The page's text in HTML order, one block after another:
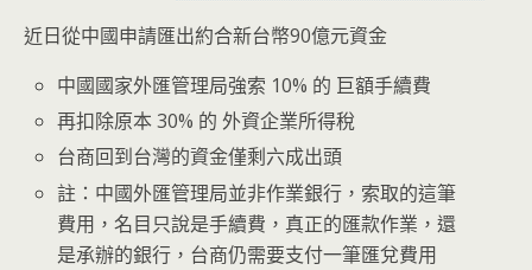
近日從中國申請匯出約合新台幣90億元資金
中國國家外匯管理局強索 10% 的 巨額手續費
再扣除原本 30% 的 外資企業所得稅
台商回到台灣的資金僅剩六成出頭
註：中國外匯管理局並非作業銀行，索取的這筆
費用，名目只說是手續費，真正的匯款作業，還
是承辦的銀行，台商仍需要支付一筆匯兌費用